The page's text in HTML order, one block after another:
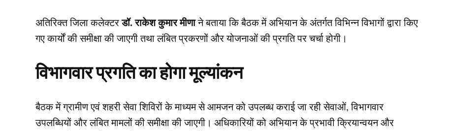
अतिरिक्त जिला कलेक्टरडॉ. राकेश कुमार मीणाने बताया कि बैठक में अभियान के अंतर्गत विभिन्न विभागों द्वारा किए
गए कार्यों की समीक्षा की जाएगी तथा लंबित प्रकरणों और योजनाओं की प्रगति पर चर्चा होगी।
विभागवार प्रगति का होगा मूल्यांकन
बैठक में ग्रामीण एवं शहरी सेवा शिविरों के माध्यम से आमजन को उपलब्ध कराई जा रही सेवाओं, विभागवार
उपलब्धियों और लंबित मामलों की समीक्षा की जाएगी। अधिकारियों को अभियान के प्रभावी क्रियान्वयन और